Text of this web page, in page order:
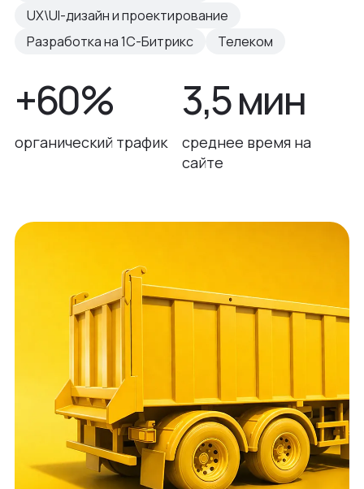
UX\UI-дизайн и проектирование
Разработка на 1С-Битрикс
Телеком
+60%
органический трафик
3,5 мин
среднее время на
сайте